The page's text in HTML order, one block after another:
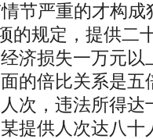
节严重的才构成
的规定，提供二
济损失一万元以
的倍比关系是五
次，违法所得达
提供人次达八十